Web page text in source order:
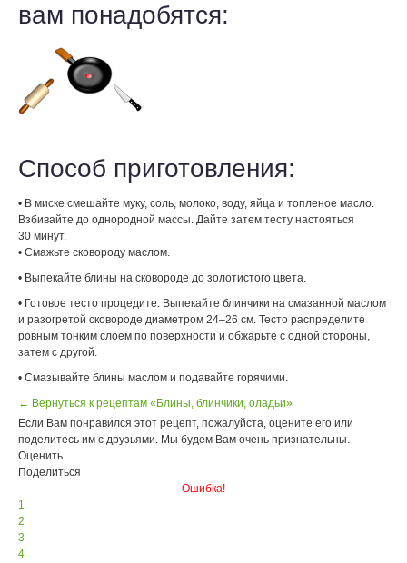
вам понадобятся:
Способ приготовления:
• В миске смешайте муку, соль, молоко, воду, яйца и топленое масло.
Взбивайте до однородной массы. Дайте затем тесту настояться
30 минут.
• Смажьте сковороду маслом.
• Выпекайте блины на сковороде до золотистого цвета.
• Готовое тесто процедите. Выпекайте блинчики на смазанной маслом
и разогретой сковороде диаметром 24–26 см. Тесто распределите
ровным тонким слоем по поверхности и обжарьте с одной стороны,
затем с другой.
• Смазывайте блины маслом и подавайте горячими.
← Вернуться к рецептам «Блины, блинчики, оладьи»
Если Вам понравился этот рецепт, пожалуйста, оцените его или
поделитесь им с друзьями. Мы будем Вам очень признательны.
Оценить
Поделиться
Ошибка!
1
2
3
4